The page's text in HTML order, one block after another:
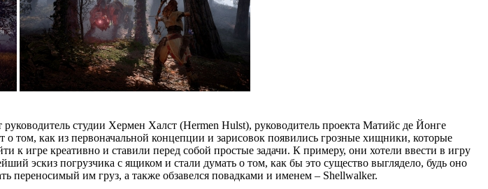
студии Хермен Халст (Hermen Hulst), руководитель проекта Матийс де Йонге
том, как из первоначальной концепции и зарисовок появились грозные хищники, которые
игре креативно и ставили перед собой простые задачи. К примеру, они хотели ввести в игру
эскиз погрузчика с ящиком и стали думать о том, как бы это существо выглядело, будь оно
переносимый им груз, а также обзавелся повадками и именем – Shellwalker.